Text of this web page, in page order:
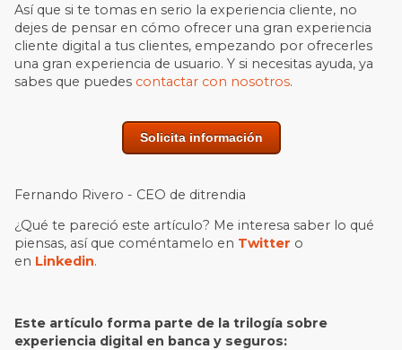
Así que si te tomas en serio la experiencia cliente, no
dejes de pensar en cómo ofrecer una gran experiencia
cliente digital a tus clientes, empezando por ofrecerles
una gran experiencia de usuario. Y si necesitas ayuda, ya
sabes que puedes contactar con nosotros.
Solicita información
Fernando Rivero - CEO de ditrendia
¿Qué te pareció este artículo? Me interesa saber lo qué
piensas, así que coméntamelo en Twitter o
en Linkedin.
Este artículo forma parte de la trilogía sobre
experiencia digital en banca y seguros: